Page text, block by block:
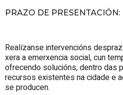
PRAZO DE PRESENTACIÓN:
Realízanse intervencións
xera a emerxencia social, cun
ofrecendo solucións, dentro das
recursos existentes na cidade e
se producen.